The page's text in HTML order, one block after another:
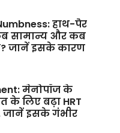
हाथ-पैर
सामान्य और कब
जानें इसके कारण
मेनोपॉज के
के लिए बढ़ा HRT
जानें इसके गंभीर